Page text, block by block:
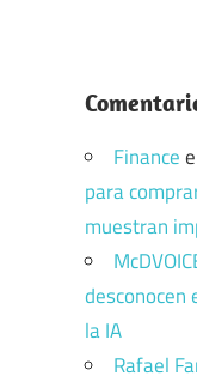
Finance
para
muestran
desconocen
la IA
Rafael